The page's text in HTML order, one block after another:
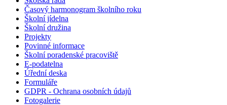
Časový harmonogram školního roku
Školní jídelna
Školní družina
Projekty
Povinné informace
Školní poradenské pracoviště
E-podatelna
Úřední deska
Formuláře
GDPR - Ochrana osobních údajů
Fotogalerie